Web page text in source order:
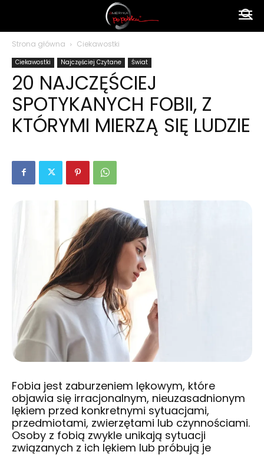
polsku
Strona główna Ciekawostki
Ciekawostki Najczęściej Czytane Świat
20 NAJCZĘŚCIEJ
SPOTYKANYCH FOBII, Z
KTÓRYMI MIERZĄ SIĘ LUDZIE
Fobia jest zaburzeniem lękowym, które
objawia się irracjonalnym, nieuzasadnionym
lękiem przed konkretnymi sytuacjami,
przedmiotami, zwierzętami lub czynnościami.
Osoby z fobią zwykle unikają sytuacji
związanych z ich lękiem lub próbują je